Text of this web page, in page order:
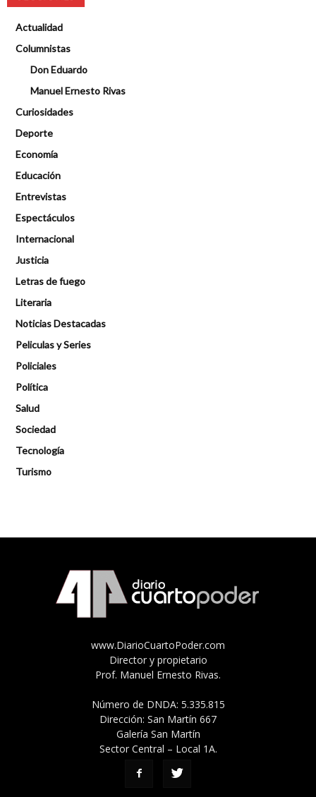
Actualidad
Columnistas
Don Eduardo
Manuel Ernesto Rivas
Curiosidades
Deporte
Economía
Educación
Entrevistas
Espectáculos
Internacional
Justicia
Letras de fuego
Literaria
Noticias Destacadas
Peliculas y Series
Policiales
Política
Salud
Sociedad
Tecnología
Turismo
www.DiarioCuartoPoder.com
Director y propietario
Prof. Manuel Ernesto Rivas.
Número de DNDA: 5.335.815
Dirección: San Martín 667
Galería San Martín
Sector Central – Local 1A.